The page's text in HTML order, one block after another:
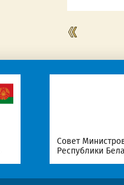
Совет
Республики